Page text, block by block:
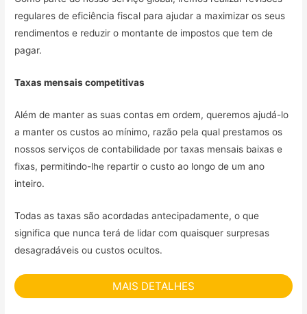
regulares de eficiência fiscal para ajudar a maximizar os seus
rendimentos e reduzir o montante de impostos que tem de
pagar.
Taxas mensais competitivas
Além de manter as suas contas em ordem, queremos ajudá-lo
a manter os custos ao mínimo, razão pela qual prestamos os
nossos serviços de contabilidade por taxas mensais baixas e
fixas, permitindo-lhe repartir o custo ao longo de um ano
inteiro.
Todas as taxas são acordadas antecipadamente, o que
significa que nunca terá de lidar com quaisquer surpresas
desagradáveis ou custos ocultos.
MAIS DETALHES